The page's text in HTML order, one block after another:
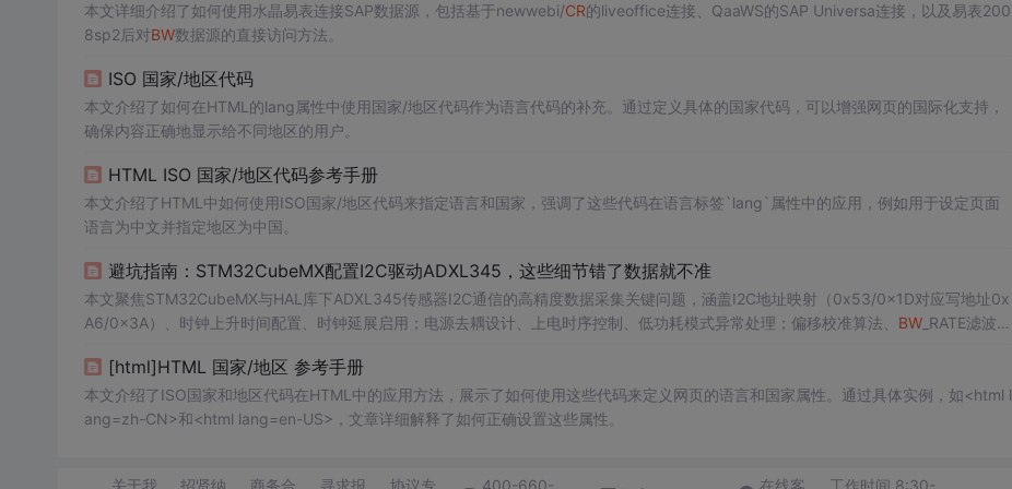
本文详细介绍了如何使用水晶易表连接SAP数据源，包括基于newwebi/CR的liveoffice连接、QaaWS的SAP Universa连接，以及易表200
8sp2后对BW数据源的直接访问方法。
ISO 国家/地区代码
本文介绍了如何在HTML的lang属性中使用国家/地区代码作为语言代码的补充。通过定义具体的国家代码，可以增强网页的国际化支持，
确保内容正确地显示给不同地区的用户。
HTML ISO 国家/地区代码参考手册
本文介绍了HTML中如何使用ISO国家/地区代码来指定语言和国家，强调了这些代码在语言标签`lang`属性中的应用，例如用于设定页面
语言为中文并指定地区为中国。
避坑指南：STM32CubeMX配置I2C驱动ADXL345，这些细节错了数据就不准
本文聚焦STM32CubeMX与HAL库下ADXL345传感器I2C通信的高精度数据采集关键问题，涵盖I2C地址映射（0x53/0x1D对应写地址0x
A6/0x3A）、时钟上升时间配置、时钟延展启用；电源去耦设计、上电时序控制、低功耗模式异常处理；偏移校准算法、 BW_RATE滤波配
[html]HTML 国家/地区 参考手册
本文介绍了ISO国家和地区代码在HTML中的应用方法，展示了如何使用这些代码来定义网页的语言和国家属性。通过具体实例，如<html l
ang=zh-CN>和<html lang=en-US>，文章详细解释了如何正确设置这些属性。
关于我 招贤纳 商务合 寻求报 协议专 400-660- 在线客 工作时间 8:30-